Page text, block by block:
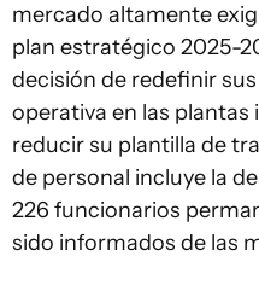
mercado altamente
plan estratégico 2025-
decisión de redefinir
operativa en las
reducir su plantilla de
de personal incluye la
226 funcionarios
sido informados de las